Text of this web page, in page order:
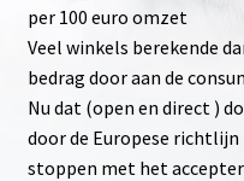
per 100 euro omzet
Veel winkels berekende
bedrag door aan de
Nu dat (open en direct )
door de Europese richtlijn
stoppen met het